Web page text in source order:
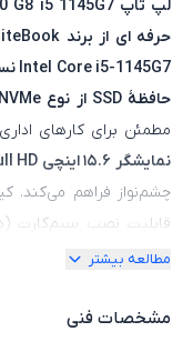
Intel Core i5-1145G7 نسل یازدهم
حافظهٔ SSD از نوع NVMe با ظرفیت ۲۵۶ گیگابایت
مطمئن برای کارهای
نمایشگر ۱۵.۶ اینچی Full HD با پنل IPS
چشم‌نواز فراهم می‌کند.
قابلیت نصب سیم‌کارت
حرفه‌ای این دستگاه به
میکروفون، امکان اتصال
مطالعه بیشتر
مشخصات فنی